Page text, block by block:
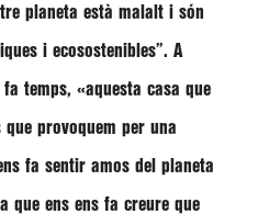
planeta està malalt i són
i ecosostenibles”. A
fa temps, «aquesta casa que
provoquem per una
fa sentir amos del planeta
que ens ens fa creure que